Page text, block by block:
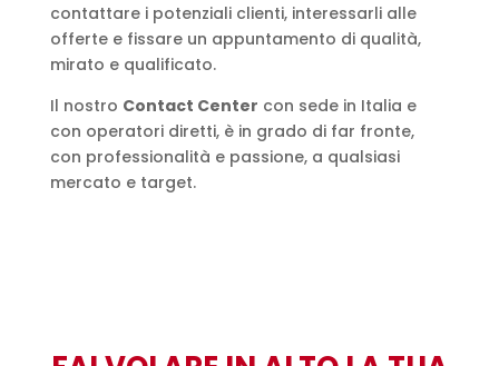
contattare i potenziali clienti, interessarli alle
offerte e fissare un appuntamento di qualità,
mirato e qualificato.
Il nostro Contact Center con sede in Italia e
con operatori diretti, è in grado di far fronte,
con professionalità e passione, a qualsiasi
mercato e target.